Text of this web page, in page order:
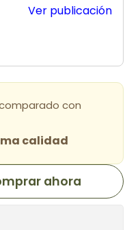
Ver publicación
con
calidad
ahora